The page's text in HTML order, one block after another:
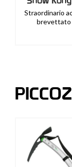
Straordinario
brevettato